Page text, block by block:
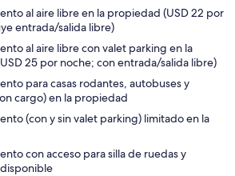
al aire libre en la propiedad (USD 22 por
entrada/salida libre)
al aire libre con valet parking en la
25 por noche; con entrada/salida libre)
para casas rodantes, autobuses y
cargo) en la propiedad
(con y sin valet parking) limitado en la
con acceso para silla de ruedas y